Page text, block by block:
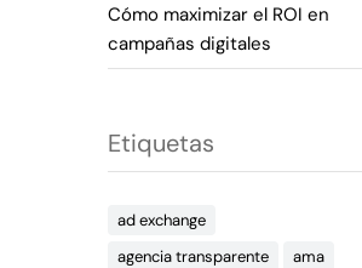
Cómo maximizar el ROI en
campañas digitales
Etiquetas
ad exchange
agencia transparente
ama